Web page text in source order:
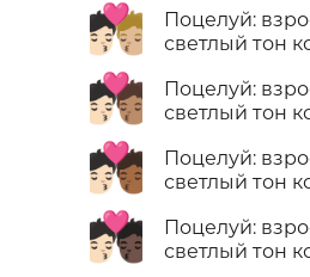
🧑🏻‍❤️‍💋‍🧑🏼
Поцелуй:
светлый тон
🧑🏻‍❤️‍💋‍🧑🏽
Поцелуй:
светлый тон
🧑🏻‍❤️‍💋‍🧑🏾
Поцелуй:
светлый тон
🧑🏻‍❤️‍💋‍🧑🏿
Поцелуй:
светлый тон